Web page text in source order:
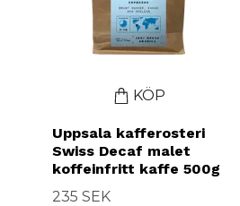
KÖP
Uppsala kafferosteri
Swiss Decaf malet
koffeinfritt kaffe 500g
235 SEK